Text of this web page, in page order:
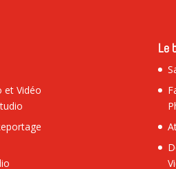
et Vidéo
Le